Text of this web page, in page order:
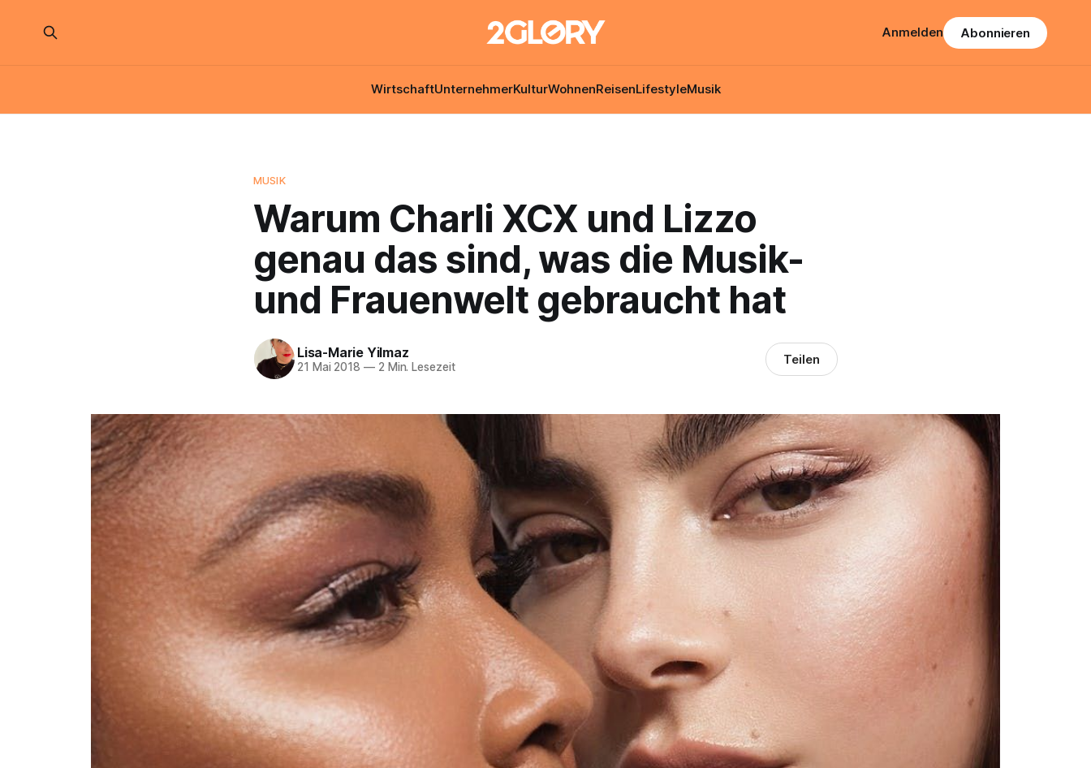
WirtschaftUnternehmerKulturWohnenReisenLifestyleMusik
Anmelden Abonnieren
MUSIK
Warum Charli XCX und Lizzo
genau das sind, was die Musik-
und Frauenwelt gebraucht hat
Lisa-Marie Yilmaz
21 Mai 2018 —2 Min. Lesezeit Teilen